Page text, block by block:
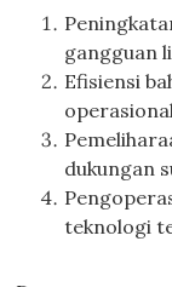
gangguan
Efisiensi
dukungan
teknologi